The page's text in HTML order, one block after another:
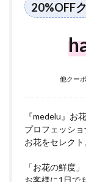
5
北区
20%OFF
他クー
『medelu』お
プロフェッシ
お花をセレクト
「お花の鮮度」